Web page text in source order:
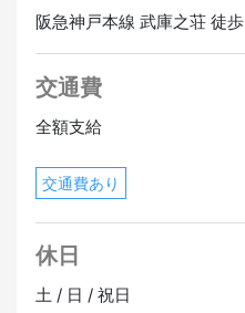
阪急神戸本線 武庫之荘 徒
交通費
全額支給
交通費あり
休日
土 / 日 / 祝日